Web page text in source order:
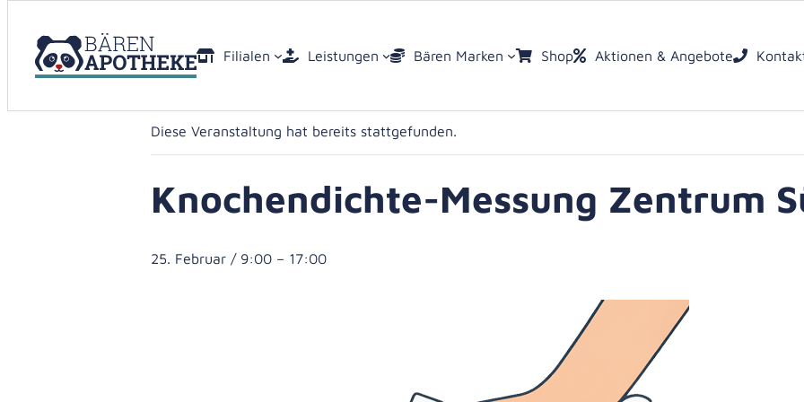
Filialen Leistungen
App-Bestellung
Botendienst
Bären Marken Shop Aktionen & Angebote
« Alle Veranstaltungen
Diese Veranstaltung hat bereits stattgefunden.
Knochendichte-Messung Zentrum
25. Februar / 9:00 – 17:00